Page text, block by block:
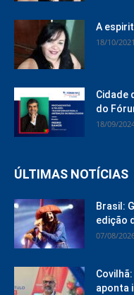
A
18/10/2021
Cidade
do
18/09/
ÚLTIMAS NOTÍCIAS
Brasil:
edição
07/08/
aponta